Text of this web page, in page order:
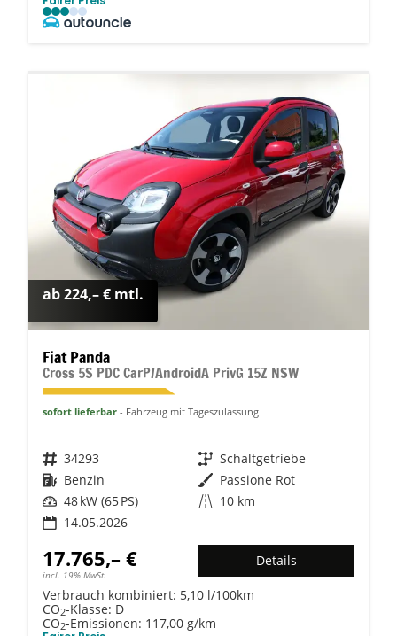
ab 224,– € mtl.
Fiat Panda
Cross 5S PDC CarP/AndroidA PrivG 15Z NSW
sofort lieferbar Fahrzeug mit Tageszulassung
Fahrzeugnr. 34293 Getriebe Schaltgetriebe
Kraftstoff Benzin Außenfarbe Passione Rot
Leistung 48 kW (65 PS) Kilometerstand 10 km
14.05.2026
17.765,– €
incl. 19% MwSt.
Details
Verbrauch kombiniert: 5,10 l/100km
CO2-Klasse: D
CO2-Emissionen: 117,00 g/km